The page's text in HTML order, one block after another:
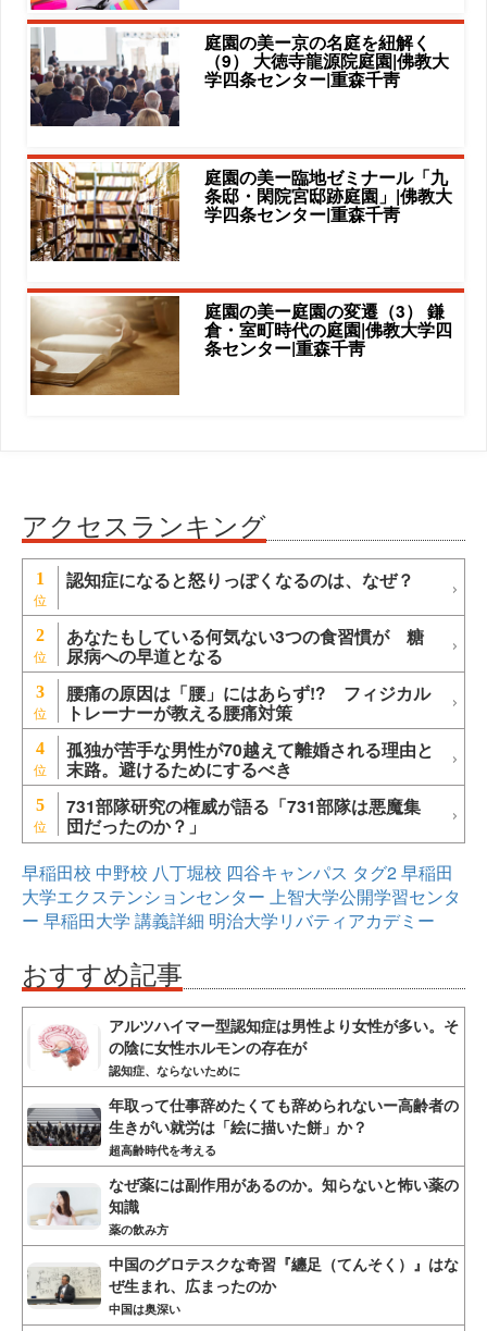
庭園の美ー京の名庭を紐解く
（9） 大徳寺龍源院庭園|佛教大
学四条センター|重森千靑
庭園の美ー臨地ゼミナール「九
条邸・閑院宮邸跡庭園」|佛教大
学四条センター|重森千靑
庭園の美ー庭園の変遷（3） 鎌
倉・室町時代の庭園|佛教大学四
条センター|重森千靑
アクセスランキング
1 認知症になると怒りっぽくなるのは、なぜ？
2 あなたもしている何気ない3つの食習慣が 糖
尿病への早道となる
3 腰痛の原因は「腰」にはあらず!? フィジカル
トレーナーが教える腰痛対策
4 孤独が苦手な男性が70越えて離婚される理由と
末路。避けるためにするべき
5 731部隊研究の権威が語る「731部隊は悪魔集
団だったのか？」
早稲田校 中野校 八丁堀校 四谷キャンパス タグ2早稲田
大学エクステンションセンター 上智大学公開学習センタ
ー 早稲田大学 講義詳細 明治大学リバティアカデミー
おすすめ記事
アルツハイマー型認知症は男性より女性が多い。そ
の陰に女性ホルモンの存在が
認知症、ならないために
年取って仕事辞めたくても辞められないー高齢者の
生きがい就労は「絵に描いた餅」か？
超高齢時代を考える
なぜ薬には副作用があるのか。知らないと怖い薬の
知識
薬の飲み方
中国のグロテスクな奇習『纏足（てんそく）』はな
ぜ生まれ、広まったのか
中国は奥深い